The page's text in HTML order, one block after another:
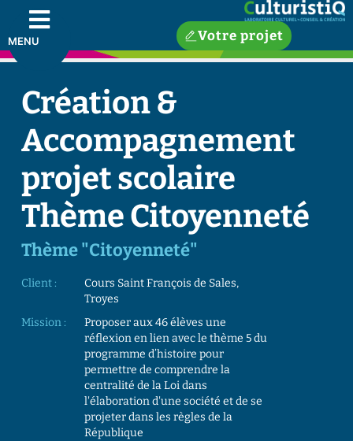
MENU Votre projet
Création &
Accompagnement
projet scolaire
Thème Citoyenneté
Thème "Citoyenneté"
Client :
Cours Saint François de Sales,
Troyes
Mission :
Proposer aux 46 élèves une
réflexion en lien avec le thème 5 du
programme d’histoire pour
permettre de comprendre la
centralité de la Loi dans
l'élaboration d'une société et de se
projeter dans les règles de la
République